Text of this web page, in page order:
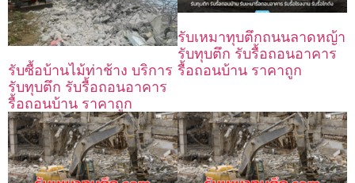
รับซื้อบ้านไม้ท่าช้าง บริการ
รับทุบตึก รับรื้อถอนอาคาร
รื้อถอนบ้าน ราคาถูก
รับเหมาทุบตึกถนนลาดหญ้า
รับทุบตึก รับรื้อถอนอาคาร
รื้อถอนบ้าน ราคาถูก